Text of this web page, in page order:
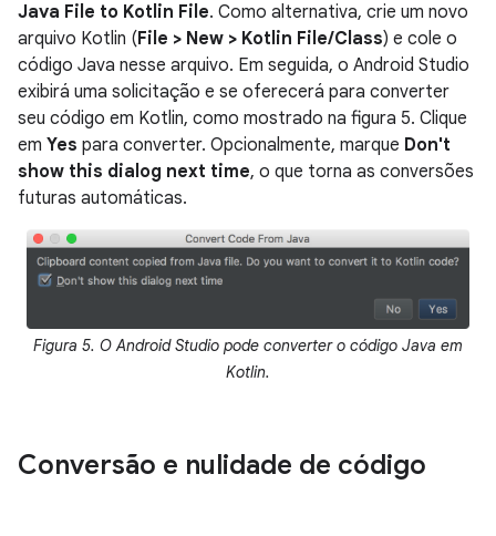
Java File to Kotlin File. Como alternativa, crie um novo
arquivo Kotlin (File > New > Kotlin File/Class) e cole o
código Java nesse arquivo. Em seguida, o Android Studio
exibirá uma solicitação e se oferecerá para converter
seu código em Kotlin, como mostrado na figura 5. Clique
em Yes para converter. Opcionalmente, marque Don't
show this dialog next time, o que torna as conversões
futuras automáticas.
Figura 5. O Android Studio pode converter o código Java em
Kotlin.
Conversão e nulidade de código